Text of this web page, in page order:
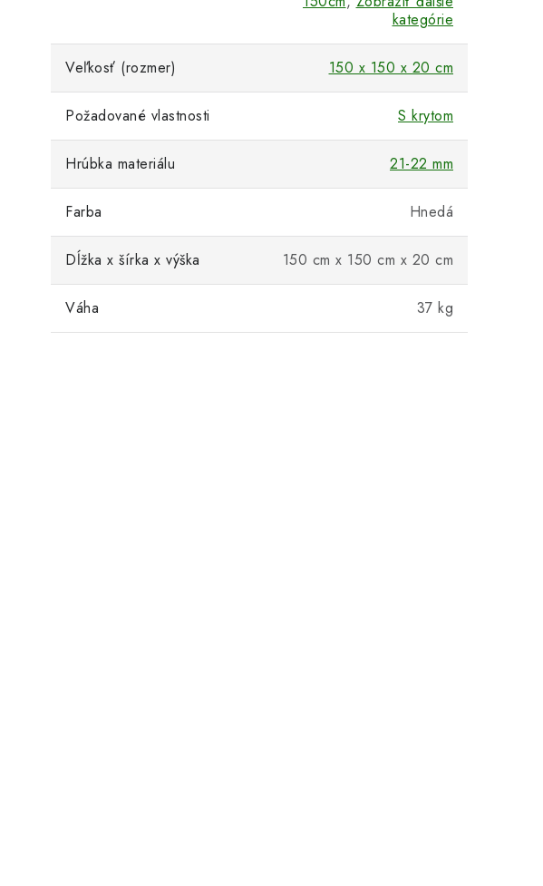
kategórie
Veľkosť (rozmer) 150 x 150 x 20 cm
Požadované vlastnosti S krytom
Hrúbka materiálu 21-22 mm
Farba Hnedá
Dĺžka x šírka x výška 150 cm x 150 cm x 20 cm
Váha 37 kg